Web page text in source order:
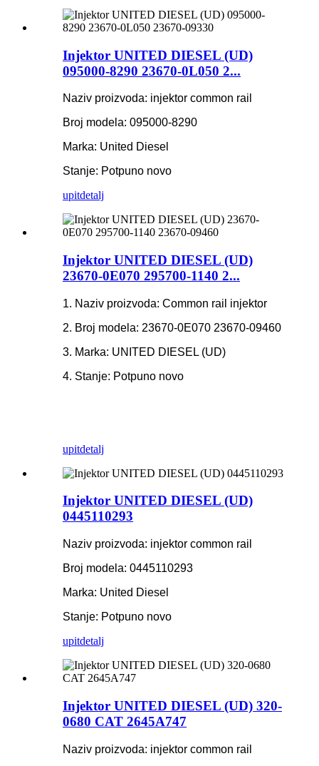
Injektor UNITED DIESEL (UD)
095000-8290 23670-0L050 2...
Naziv proizvoda: injektor common rail
Broj modela: 095000-8290
Marka: United Diesel
Stanje: Potpuno novo
upitdetalj
Injektor UNITED DIESEL (UD)
23670-0E070 295700-1140 2...
1. Naziv proizvoda: Common rail injektor
2. Broj modela: 23670-0E070 23670-09460
3. Marka: UNITED DIESEL (UD)
4. Stanje: Potpuno novo
upitdetalj
Injektor UNITED DIESEL (UD)
0445110293
Naziv proizvoda: injektor common rail
Broj modela: 0445110293
Marka: United Diesel
Stanje: Potpuno novo
upitdetalj
Injektor UNITED DIESEL (UD) 320-
0680 CAT 2645A747
Naziv proizvoda: injektor common rail